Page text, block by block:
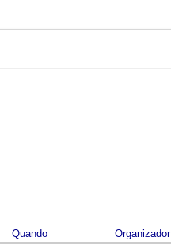
Quando Organizador